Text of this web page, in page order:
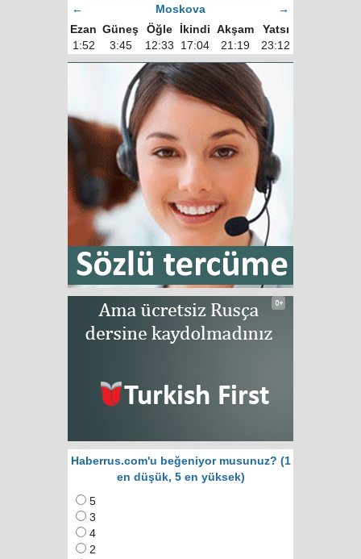
←
Moskova
→
Ezan Güneş Öğle İkindi Akşam
Yatsı
1:52
3:45 12:33 17:04 21:19 23:12
Haberrus.com'u beğeniyor musunuz? (1
en düşük, 5 en yüksek)
5
3
4
2